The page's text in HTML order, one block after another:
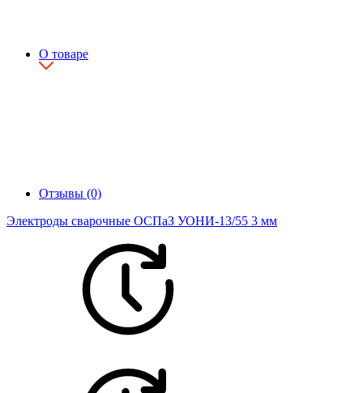
О товаре
Отзывы (0)
Электроды сварочные ОСПаЗ УОНИ-13/55 3 мм